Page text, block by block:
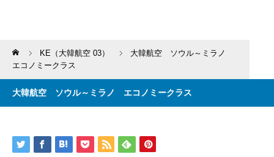
Home KE（大韓航空 03）
大韓航空 ソウル～ミラノ
エコノミークラス
大韓航空 ソウル～ミラノ エコノミークラス